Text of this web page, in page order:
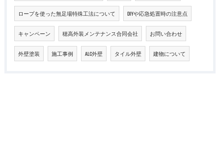
ロープを使った無足場特殊工法について DIYや応急処置時の注意点
キャンペーン 穂高外装メンテナンス合同会社 お問い合わせ
外壁塗装 施工事例 ALC外壁 タイル外壁 建物について